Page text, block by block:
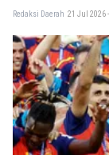
Redaksi Daerah 21 Jul 2026